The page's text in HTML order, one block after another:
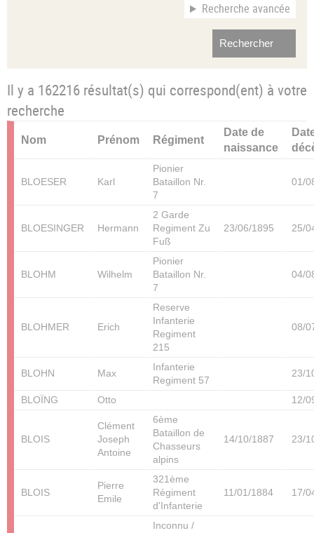
Recherche avancée
Il y a 162216 résultat(s) qui correspond(ent) à votre
recherche
Nom Prénom Régiment
Date de
naissance
BLOESER Karl
Pionier
Bataillon Nr.
7
01/
BLOESINGER Hermann
2 Garde
Regiment Zu
Fuß
23/06/1895 25/
BLOHM Wilhelm
Pionier
Bataillon Nr.
7
04/
BLOHMER Erich
Reserve
Infanterie
Regiment
215
08/
BLOHN Max
Infanterie
Regiment 57
23/
BLOÏNG Otto 12/
BLOIS
Clément
Joseph
Antoine
6ème
Bataillon de
Chasseurs
alpins
14/10/1887 23/
BLOIS
Pierre
Emile
321ème
Régiment
d'Infanterie
11/01/1884 17/
Inconnu /